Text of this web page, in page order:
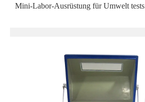
Mini-Labor-Ausrüstung für Umwelt tests